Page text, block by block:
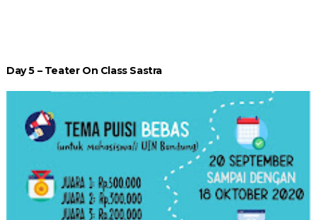
Day 5 – Teater On Class Sastra